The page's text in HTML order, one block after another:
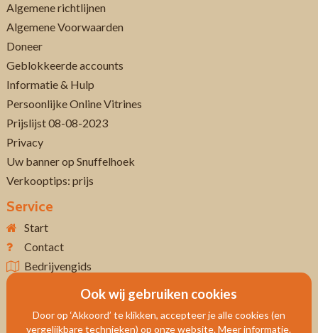
Algemene richtlijnen
Algemene Voorwaarden
Doneer
Geblokkeerde accounts
Informatie & Hulp
Persoonlijke Online Vitrines
Prijslijst 08-08-2023
Privacy
Uw banner op Snuffelhoek
Verkooptips: prijs
Service
Start
Contact
Bedrijvengids
Ook wij gebruiken cookies
Door op ‘Akkoord’ te klikken, accepteer je alle cookies (en
vergelijkbare technieken) op onze website. Meer informatie.